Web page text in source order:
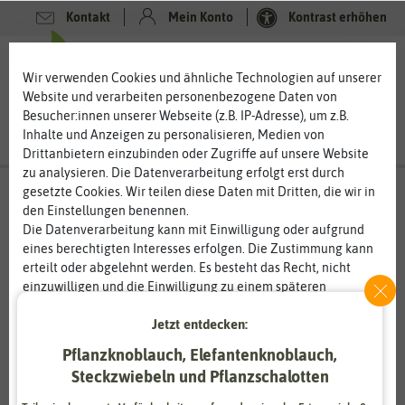
Kontakt Mein Konto Kontrast erhöhen
-80%
Wir verwenden Cookies und ähnliche Technologien auf unserer
Website und verarbeiten personenbezogene Daten von
Besucher:innen unserer Webseite (z.B. IP-Adresse), um z.B.
Inhalte und Anzeigen zu personalisieren, Medien von
Drittanbietern einzubinden oder Zugriffe auf unsere Website
zu analysieren. Die Datenverarbeitung erfolgt erst durch
gesetzte Cookies. Wir teilen diese Daten mit Dritten, die wir in
den Einstellungen benennen.
Die Datenverarbeitung kann mit Einwilligung oder aufgrund
eines berechtigten Interesses erfolgen. Die Zustimmung kann
erteilt oder abgelehnt werden. Es besteht das Recht, nicht
einzuwilligen und die Einwilligung zu einem späteren
Informationen zur Verwendung personenbezogener Daten und
Jetzt entdecken:
Pflanzknoblauch, Elefantenknoblauch,
Steckzwiebeln und Pflanzschalotten